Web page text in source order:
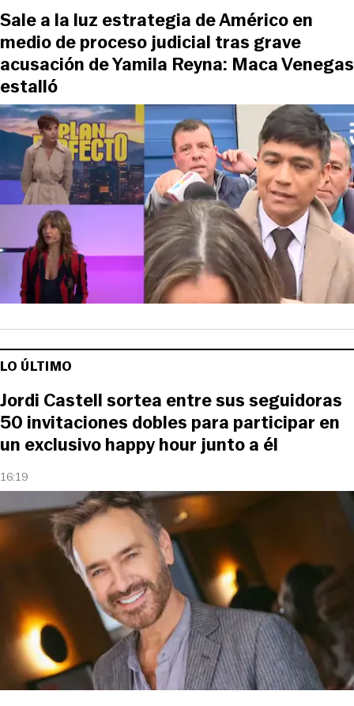
Sale a la luz estrategia de Américo en
medio de proceso judicial tras grave
acusación de Yamila Reyna: Maca Venegas
estalló
LO ÚLTIMO
16:19
Jordi Castell sortea entre sus seguidoras
50 invitaciones dobles para participar en
un exclusivo happy hour junto a él